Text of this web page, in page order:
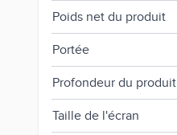
Poids net du produit
Portée
Profondeur du produit
Taille de l'écran